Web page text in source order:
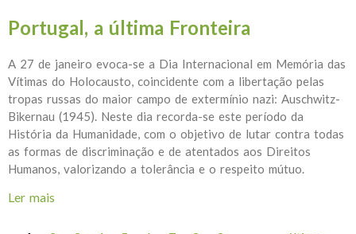
Portugal, a última Fronteira
A 27 de janeiro evoca-se a Dia Internacional em Memória das
Vítimas do Holocausto, coincidente com a libertação pelas
tropas russas do maior campo de extermínio nazi: Auschwitz-
Bikernau (1945). Neste dia recorda-se este período da
História da Humanidade, com o objetivo de lutar contra todas
as formas de discriminação e de atentados aos Direitos
Humanos, valorizando a tolerância e o respeito mútuo.
Ler mais